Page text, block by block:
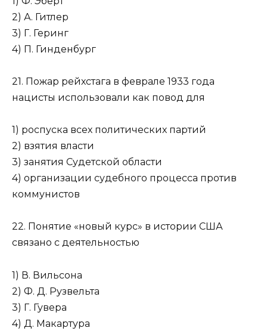
2) А. Гитлер
3) Г. Геринг
4) П. Гинденбург
21. Пожар рейхстага в феврале 1933 года
нацисты использовали как повод для
1) роспуска всех политических партий
2) взятия власти
3) занятия Судетской области
4) организации судебного процесса против
коммунистов
22. Понятие «новый курс» в истории США
связано с деятельностью
1) В. Вильсона
2) Ф. Д. Рузвельта
3) Г. Гувера
4) Д. Макартура